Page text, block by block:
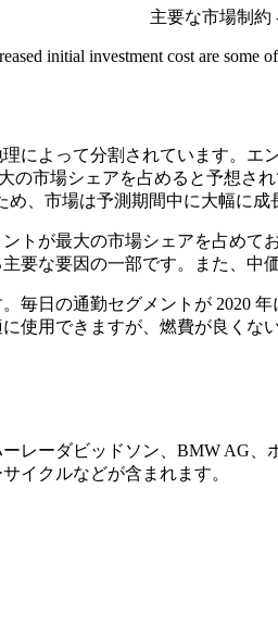
主要な市場制約
initial investment cost are some
よって分割されています。エ
の市場シェアを占めると予想
、市場は予測期間中に大幅に成
トが最大の市場シェアを占め
要な要因の一部です。また、中
毎日の通勤セグメントが 2020
使用できますが、燃費が良く
レーダビッドソン、BMW AG
イクルなどが含まれます。